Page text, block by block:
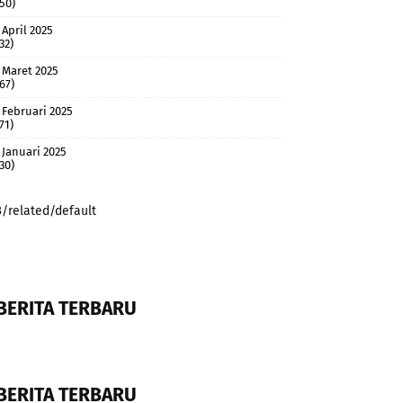
April 2025
Maret 2025
Februari 2025
Januari 2025
related/default
TERBARU
TERBARU